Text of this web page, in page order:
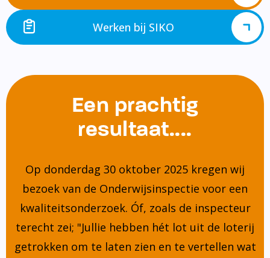
Werken bij SIKO
Een prachtig
resultaat....
Op donderdag 30 oktober 2025 kregen wij
bezoek van de Onderwijsinspectie voor een
kwaliteitsonderzoek. Óf, zoals de inspecteur
terecht zei; "Jullie hebben hét lot uit de loterij
getrokken om te laten zien en te vertellen wat